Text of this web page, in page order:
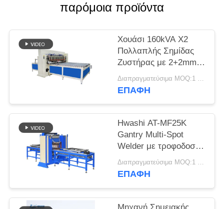
ΧΆΡΤΗΣ
ΙΣΤΌΤΟΠΟΥ
ΠΟΛΙΤΙΚΉ
ΜΥΣΤΙΚΌΤΗΤΑΣ
παρόμοια προϊόντα
Χουάσι 160kVA X2
Πολλαπλής Σημίδας
Ζυστήρας με 2+2mm
Max πάχος
συγκόλλησης και
Διαπραγματεύσιμα MOQ:1 σετ
ΕΠΑΦΉ
Hwashi AT-MF25K
Gantry Multi-Spot
Welder με τροφοδοσία
MFDC Inverter
τροφοδοσία με σέρβο
ηλεκτροδίων για
Διαπραγματεύσιμα MOQ:1 Σετ
ΕΠΑΦΉ
Μηχανή Σημειακής